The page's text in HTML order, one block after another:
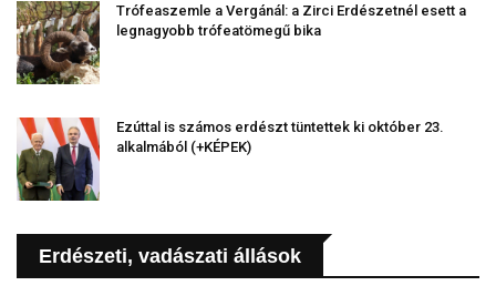
Trófeaszemle a Vergánál: a Zirci Erdészetnél esett a
legnagyobb trófeatömegű bika
Ezúttal is számos erdészt tüntettek ki október 23.
alkalmából (+KÉPEK)
Erdészeti, vadászati állások